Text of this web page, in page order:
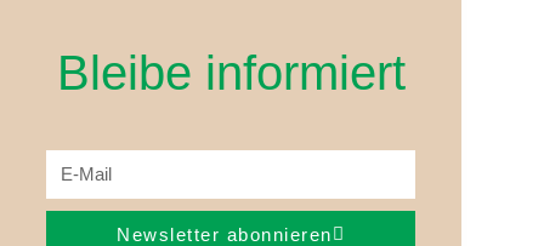
Bleibe informiert
Newsletter abonnieren